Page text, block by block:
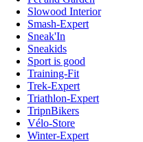
Slowood Interior
Smash-Expert
Sneak'In
Sneakids
Sport is good
Training-Fit
Trek-Expert
Triathlon-Expert
TripnBikers
Vélo-Store
Winter-Expert